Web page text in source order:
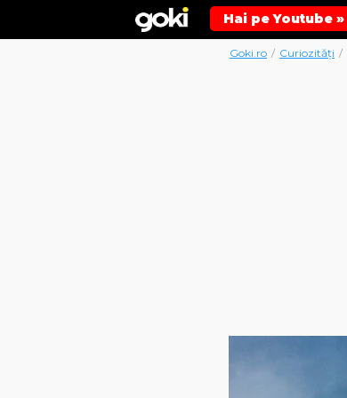
Hai pe Youtube »
Goki.ro / Curiozități /